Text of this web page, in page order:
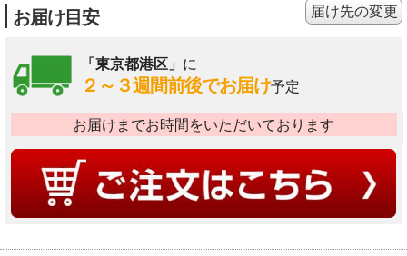
お届け目安
「東京都港区」 に
２～３週間前後でお届け予定
お届けまでお時間をいただいております
届け先の変更